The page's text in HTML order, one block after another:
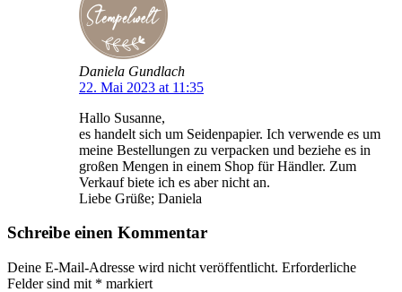
Daniela Gundlach
22. Mai 2023 at 11:35
Hallo Susanne,
es handelt sich um Seidenpapier. Ich verwende es um
meine Bestellungen zu verpacken und beziehe es in
großen Mengen in einem Shop für Händler. Zum
Verkauf biete ich es aber nicht an.
Liebe Grüße; Daniela
Schreibe einen Kommentar
Deine E-Mail-Adresse wird nicht veröffentlicht. Erforderliche
Felder sind mit * markiert